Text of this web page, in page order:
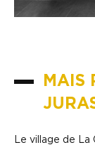
MAIS
Le village de La